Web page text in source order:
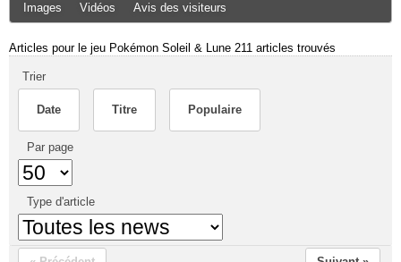
Images Vidéos Avis des visiteurs
Articles pour le jeu Pokémon Soleil & Lune 211 articles trouvés
Trier
Date Titre Populaire
Par page
Type d'article